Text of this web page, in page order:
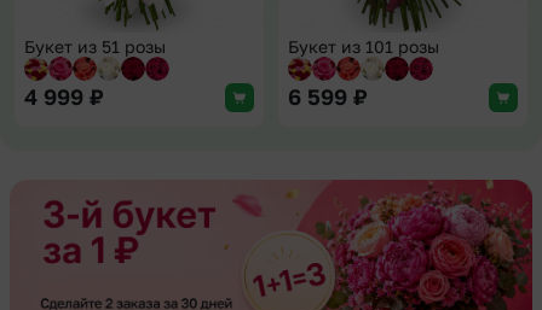
Букет из 51 розы
4 999 ₽
Букет из 101 розы
6 599 ₽